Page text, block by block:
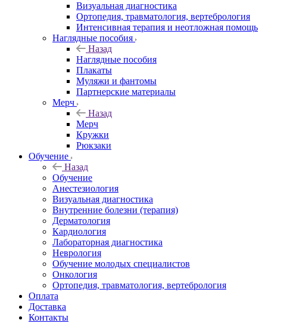
Визуальная диагностика
Ортопедия, травматология, вертебрология
Интенсивная терапия и неотложная помощь
Наглядные пособия
Назад
Наглядные пособия
Плакаты
Муляжи и фантомы
Партнерские материалы
Мерч
Назад
Мерч
Кружки
Рюкзаки
Обучение
Назад
Обучение
Анестезиология
Визуальная диагностика
Внутренние болезни (терапия)
Дерматология
Кардиология
Лабораторная диагностика
Неврология
Обучение молодых специалистов
Онкология
Ортопедия, травматология, вертебрология
Оплата
Доставка
Контакты